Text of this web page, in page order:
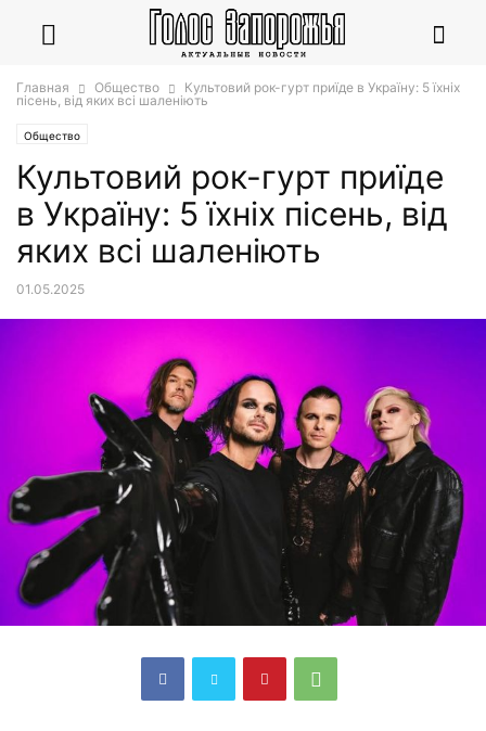
Главная Общество
Культовий рок-гурт приїде в Україну: 5 їхніх
пісень, від яких всі шаленіють
Общество
Культовий рок-гурт приїде
в Україну: 5 їхніх пісень, від
яких всі шаленіють
01.05.2025